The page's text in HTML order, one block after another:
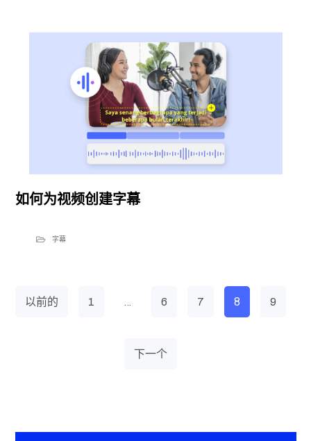
如何为视频创建字幕
字幕
以前的 1 … 6 7 8 9
下一个